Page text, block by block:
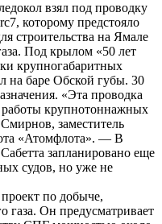
взял под проводку
которому предстояло
строительства на Ямале
Под крылом «50 лет
крупногабаритных
на баре Обской губы. 30
«Эта проводка
работы крупнотоннажных
заместитель
«Атомфлота». — В
запланировано еще
судов, но уже не
по добыче,
Он предусматривает